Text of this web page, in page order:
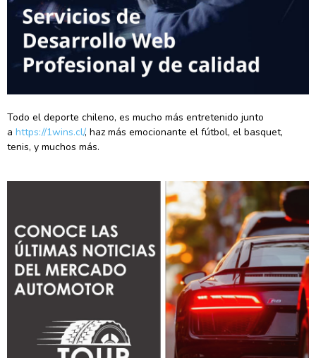
Todo el deporte chileno, es mucho más entretenido junto
a https://1wins.cl/, haz más emocionante el fútbol, el basquet,
tenis, y muchos más.